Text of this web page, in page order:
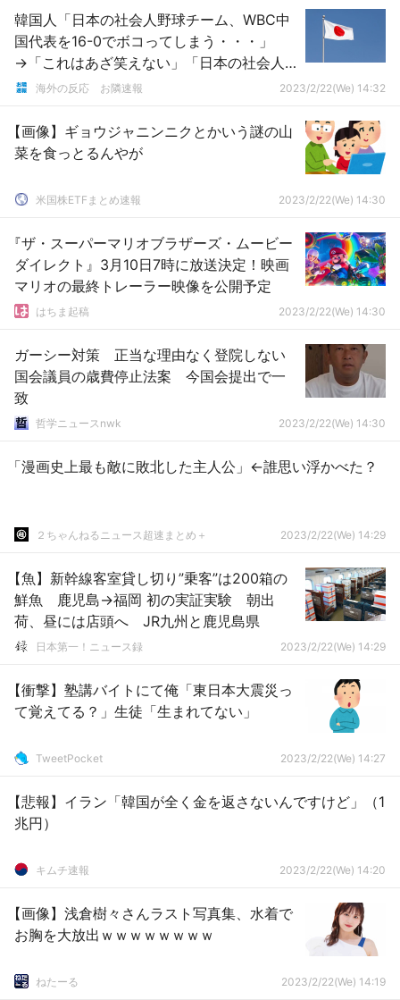
韓国人「日本の社会人野球チーム、WBC中
国代表を16-0でボコってしまう・・・」
→「これはあざ笑えない」「日本の社会人
は韓国の2軍より強い」「日本は本当にスポ
海外の反応 お隣速報 2023/2/22(We) 14:32
【画像】ギョウジャニンニクとかいう謎の山
菜を食っとるんやが
米国株ETFまとめ速報 2023/2/22(We) 14:30
『ザ・スーパーマリオブラザーズ・ムービー
ダイレクト』3月10日7時に放送決定！映画
マリオの最終トレーラー映像を公開予定
はちま起稿 2023/2/22(We) 14:30
ガーシー対策 正当な理由なく登院しない
国会議員の歳費停止法案 今国会提出で一
致
哲学ニュースnwk 2023/2/22(We) 14:30
「漫画史上最も敵に敗北した主人公」←誰思い浮かべた？
２ちゃんねるニュース超速まとめ＋ 2023/2/22(We) 14:29
【魚】新幹線客室貸し切り”乗客”は200箱の
鮮魚 鹿児島→福岡 初の実証実験 朝出
荷、昼には店頭へ JR九州と鹿児島県
日本第一！ニュース録 2023/2/22(We) 14:29
【衝撃】塾講バイトにて俺「東日本大震災っ
て覚えてる？」生徒「生まれてない」
TweetPocket 2023/2/22(We) 14:27
【悲報】イラン「韓国が全く金を返さないんですけど」（1
兆円）
キムチ速報 2023/2/22(We) 14:20
【画像】浅倉樹々さんラスト写真集、水着で
お胸を大放出ｗｗｗｗｗｗｗｗ
ねたーる 2023/2/22(We) 14:19